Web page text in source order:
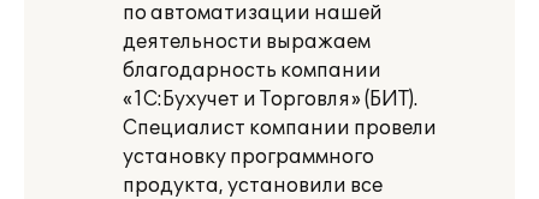
по автоматизации нашей
деятельности выражаем
благодарность компании
«1С:Бухучет и Торговля» (БИТ).
Специалист компании провели
установку программного
продукта, установили все